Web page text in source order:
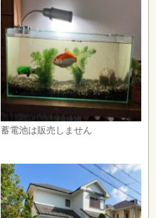
蓄電池は販売しません